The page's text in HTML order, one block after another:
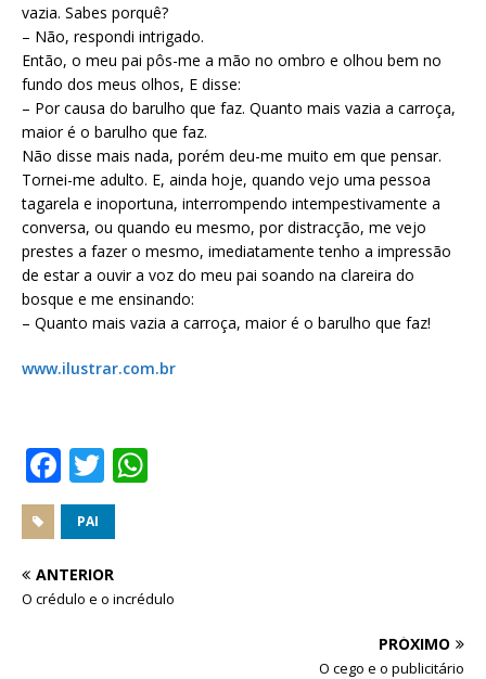
vazia. Sabes porquê?
– Não, respondi intrigado.
Então, o meu pai pôs-me a mão no ombro e olhou bem no
fundo dos meus olhos, E disse:
– Por causa do barulho que faz. Quanto mais vazia a carroça,
maior é o barulho que faz.
Não disse mais nada, porém deu-me muito em que pensar.
Tornei-me adulto. E, ainda hoje, quando vejo uma pessoa
tagarela e inoportuna, interrompendo intempestivamente a
conversa, ou quando eu mesmo, por distracção, me vejo
prestes a fazer o mesmo, imediatamente tenho a impressão
de estar a ouvir a voz do meu pai soando na clareira do
bosque e me ensinando:
– Quanto mais vazia a carroça, maior é o barulho que faz!
www.ilustrar.com.br
F
a
c
e
b
T
w
it
te
r A
PAI
ANTERIOR
O crédulo e o incrédulo
PRÓXIMO
O cego e o publicitário